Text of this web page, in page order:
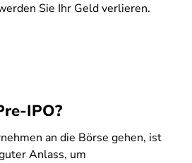
Sie Ihr Geld verlieren.
IPO?
an die Börse gehen, ist
Anlass, um